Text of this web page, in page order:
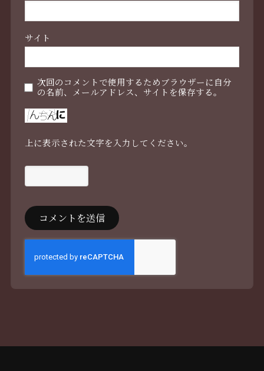
サイト
次回のコメントで使用するためブラウザーに自分
の名前、メールアドレス、サイトを保存する。
上に表示された文字を入力してください。